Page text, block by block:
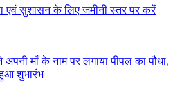
एवं सुशासन के लिए जमीनी स्तर पर करें
माँ के नाम पर लगाया पीपल का पौधा,
शुभारंभ